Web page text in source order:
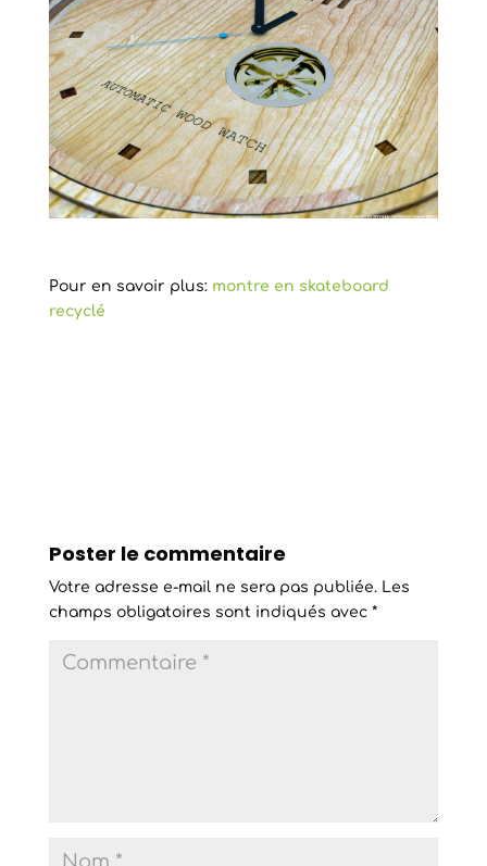
Pour en savoir plus: montre en skateboard
recyclé
Poster le commentaire
Votre adresse e-mail ne sera pas publiée. Les
champs obligatoires sont indiqués avec *